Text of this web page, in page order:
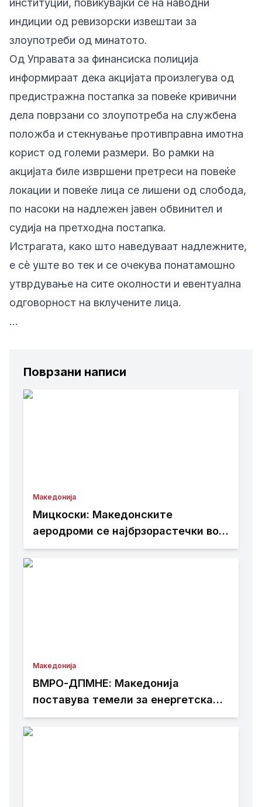
институции, повикувајќи се на наводни
индиции од ревизорски извештаи за
злоупотреби од минатото.
Од Управата за финансиска полиција
информираат дека акцијата произлегува од
предистражна постапка за повеќе кривични
дела поврзани со злоупотреба на службена
положба и стекнување противправна имотна
корист од големи размери. Во рамки на
акцијата биле извршени претреси на повеќе
локации и повеќе лица се лишени од слобода,
по насоки на надлежен јавен обвинител и
судија на претходна постапка.
Истрагата, како што наведуваат надлежните,
е сè уште во тек и се очекува понатамошно
утврдување на сите околности и евентуална
одговорност на вклучените лица.
…
Поврзани написи
Македонија
Мицкоски: Македонските
аеродроми се најбрзорастечки во
регионот – тоа е резултат на
Македонија
ВМРО-ДПМНЕ: Македонија
поставува темели за енергетска
независност и зелена транзиција